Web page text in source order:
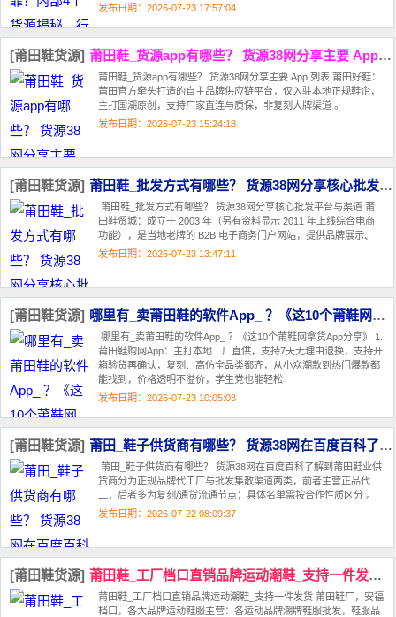
发布日期：2026-07-23 17:57:04
[莆田鞋货源] 莆田鞋_货源app有哪些？ 货源38网分享主要 App 列表
莆田鞋_货源app有哪些？ 货源38网分享主要 App 列表 莆田好鞋‌：
莆田官方牵头打造的‌自主品牌‌供应链平台，仅入驻本地正规鞋企，
主打国潮原创，支持厂家直连与质保，‌非复刻大牌渠道‌ 。
发布日期：2026-07-23 15:24:18
[莆田鞋货源] 莆田鞋_批发方式有哪些？ 货源38网分享核心批发平台与渠道
莆田鞋_批发方式有哪些？ 货源38网分享核心批发平台与渠道 莆
田鞋贸城‌：成立于 2003 年（另有资料显示 2011 年上线综合电商
功能），是当地老牌的 B2B 电子商务门户网站，提供品牌展示、
发布日期：2026-07-23 13:47:11
[莆田鞋货源] 哪里有_卖莆田鞋的软件App_ ？《这10个莆鞋网拿货App分享》
哪里有_卖莆田鞋的软件App_ ？《这10个莆鞋网拿货App分享》 1.
莆田鞋购网App：主打本地工厂直供，支持7天无理由退换，支持开
箱验货再确认，复刻、高仿全品类都齐，从小众潮款到热门爆款都
能找到，价格透明不溢价，学生党也能轻松
发布日期：2026-07-23 10:05:03
[莆田鞋货源] 莆田_鞋子供货商有哪些？ 货源38网在百度百科了解到莆田鞋业供货商分为‌
莆田_鞋子供货商有哪些？ 货源38网在百度百科了解到莆田鞋业供
货商分为‌正规品牌代工厂‌与‌批发集散渠道‌两类，前者主营正品代
工，后者多为复刻/通货流通节点；具体名单需按合作性质区分 。‌‌
发布日期：2026-07-22 08:09:37
[莆田鞋货源] 莆田鞋_工厂档口直销品牌运动潮鞋_支持一件发货 莆田鞋厂
莆田鞋_工厂档口直销品牌运动潮鞋_支持一件发货 莆田鞋厂，安福
档口，各大品牌运动鞋服主营：各运动品牌潮牌鞋服批发，鞋服品